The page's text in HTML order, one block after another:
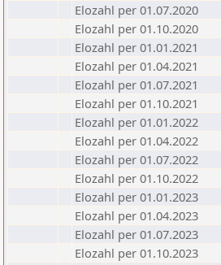
Elozahl per 01.07.2020
Elozahl per 01.10.2020
Elozahl per 01.01.2021
Elozahl per 01.04.2021
Elozahl per 01.07.2021
Elozahl per 01.10.2021
Elozahl per 01.01.2022
Elozahl per 01.04.2022
Elozahl per 01.07.2022
Elozahl per 01.10.2022
Elozahl per 01.01.2023
Elozahl per 01.04.2023
Elozahl per 01.07.2023
Elozahl per 01.10.2023